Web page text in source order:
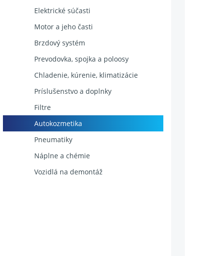
Elektrické súčasti
Motor a jeho časti
Brzdový systém
Prevodovka, spojka a poloosy
Chladenie, kúrenie, klimatizácie
Príslušenstvo a doplnky
Filtre
Autokozmetika
Pneumatiky
Náplne a chémie
Vozidlá na demontáž